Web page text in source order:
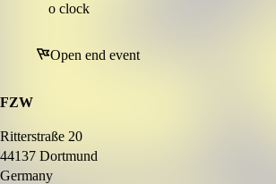
o clock
Open end event
FZW
Ritterstraße 20
44137 Dortmund
Germany